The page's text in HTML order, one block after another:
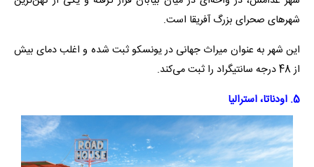
شهرهای صحرای بزرگ آفریقا است.
این شهر به عنوان میراث جهانی در یونسکو ثبت شده و اغلب دمای بیش
از 48 درجه سانتیگراد را ثبت می‌کند.
5. اودناتا، استرالیا